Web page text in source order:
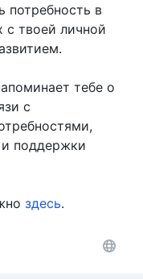
в
с твоей личной
тебе о
с
и поддержки
здесь.